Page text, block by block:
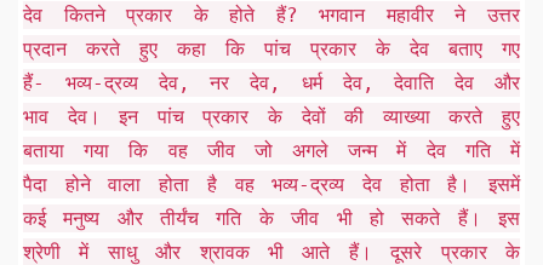
देव कितने प्रकार के होते हैं? भगवान महावीर ने उत्तर
प्रदान करते हुए कहा कि पांच प्रकार के देव बताए गए
हैं- भव्य-द्रव्य देव, नर देव, धर्म देव, देवाति देव और
भाव देव। इन पांच प्रकार के देवों की व्याख्या करते हुए
बताया गया कि वह जीव जो अगले जन्म में देव गति में
पैदा होने वाला होता है वह भव्य-द्रव्य देव होता है। इसमें
कई मनुष्य और तीर्यंच गति के जीव भी हो सकते हैं। इस
श्रेणी में साधु और श्रावक भी आते हैं। दूसरे प्रकार के